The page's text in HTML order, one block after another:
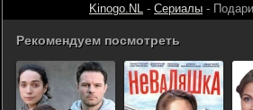
Kinogo.NL - Сериалы -
Рекомендуем посмотреть